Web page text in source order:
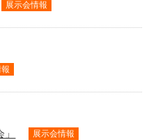
展示会情報
展示会情報